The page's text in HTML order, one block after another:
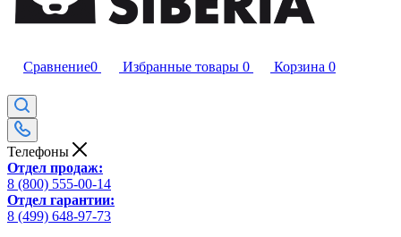
Сравнение0 Избранные товары 0 Корзина 0
Телефоны
Отдел продаж:
8 (800) 555-00-14
Отдел гарантии:
8 (499) 648-97-73